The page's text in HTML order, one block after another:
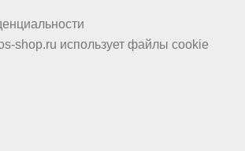
shop.ru использует файлы cookie